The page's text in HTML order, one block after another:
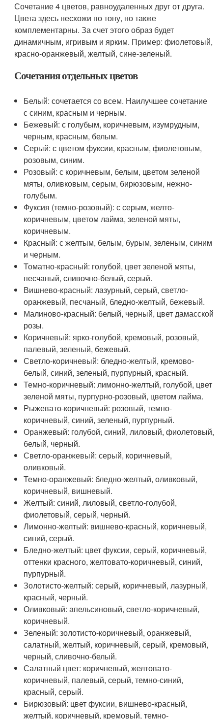
Сочетание 4 цветов, равноудаленных друг от друга.
Цвета здесь несхожи по тону, но также
комплементарны. За счет этого образ будет
динамичным, игривым и ярким. Пример: фиолетовый,
красно-оранжевый, желтый, сине-зеленый.
Сочетания отдельных цветов
Белый: сочетается со всем. Наилучшее сочетание
с синим, красным и черным.
Бежевый: с голубым, коричневым, изумрудным,
черным, красным, белым.
Серый: с цветом фуксии, красным, фиолетовым,
розовым, синим.
Розовый: с коричневым, белым, цветом зеленой
мяты, оливковым, серым, бирюзовым, нежно-
голубым.
Фуксия (темно-розовый): с серым, желто-
коричневым, цветом лайма, зеленой мяты,
коричневым.
Красный: с желтым, белым, бурым, зеленым, синим
и черным.
Томатно-красный: голубой, цвет зеленой мяты,
песчаный, сливочно-белый, серый.
Вишнево-красный: лазурный, серый, светло-
оранжевый, песчаный, бледно-желтый, бежевый.
Малиново-красный: белый, черный, цвет дамасской
розы.
Коричневый: ярко-голубой, кремовый, розовый,
палевый, зеленый, бежевый.
Светло-коричневый: бледно-желтый, кремово-
белый, синий, зеленый, пурпурный, красный.
Темно-коричневый: лимонно-желтый, голубой, цвет
зеленой мяты, пурпурно-розовый, цветом лайма.
Рыжевато-коричневый: розовый, темно-
коричневый, синий, зеленый, пурпурный.
Оранжевый: голубой, синий, лиловый, фиолетовый,
белый, черный.
Светло-оранжевый: серый, коричневый,
оливковый.
Темно-оранжевый: бледно-желтый, оливковый,
коричневый, вишневый.
Желтый: синий, лиловый, светло-голубой,
фиолетовый, серый, черный.
Лимонно-желтый: вишнево-красный, коричневый,
синий, серый.
Бледно-желтый: цвет фуксии, серый, коричневый,
оттенки красного, желтовато-коричневый, синий,
пурпурный.
Золотисто-желтый: серый, коричневый, лазурный,
красный, черный.
Оливковый: апельсиновый, светло-коричневый,
коричневый.
Зеленый: золотисто-коричневый, оранжевый,
салатный, желтый, коричневый, серый, кремовый,
черный, сливочно-белый.
Салатный цвет: коричневый, желтовато-
коричневый, палевый, серый, темно-синий,
красный, серый.
Бирюзовый: цвет фуксии, вишнево-красный,
желтый, коричневый, кремовый, темно-